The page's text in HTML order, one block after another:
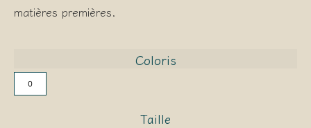
matières premières.
Coloris
0
Taille